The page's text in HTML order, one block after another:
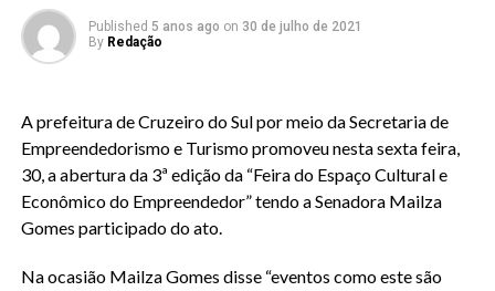
Published 5 anos ago on 30 de julho de 2021
By Redação
A prefeitura de Cruzeiro do Sul por meio da Secretaria de
Empreendedorismo e Turismo promoveu nesta sexta feira,
30, a abertura da 3ª edição da “Feira do Espaço Cultural e
Econômico do Empreendedor” tendo a Senadora Mailza
Gomes participado do ato.
Na ocasião Mailza Gomes disse “eventos como este são